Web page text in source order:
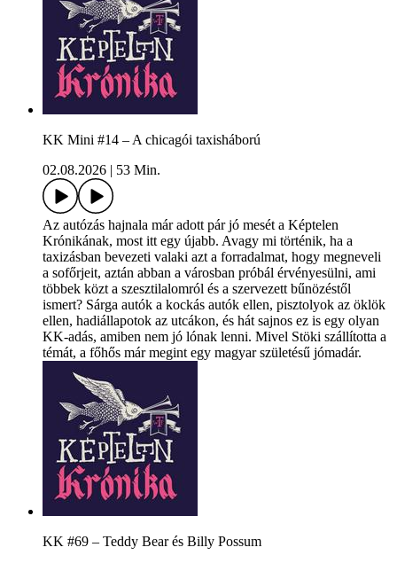
KK Mini #14 – A chicagói taxisháború
02.08.2026
53 Min.
Az autózás hajnala már adott pár jó mesét a Képtelen
Krónikának, most itt egy újabb. Avagy mi történik, ha a
taxizásban bevezeti valaki azt a forradalmat, hogy megneveli
a sofőrjeit, aztán abban a városban próbál érvényesülni, ami
többek közt a szesztilalomról és a szervezett bűnözéstől
ismert? Sárga autók a kockás autók ellen, pisztolyok az öklök
ellen, hadiállapotok az utcákon, és hát sajnos ez is egy olyan
KK-adás, amiben nem jó lónak lenni. Mivel Stöki szállította a
témát, a főhős már megint egy magyar születésű jómadár.
KK #69 – Teddy Bear és Billy Possum